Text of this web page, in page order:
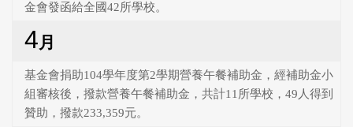
金會發函給全國42所學校。
4月
基金會捐助104學年度第2學期營養午餐補助金，經補助金小
組審核後，撥款營養午餐補助金，共計11所學校，49人得到
贊助，撥款233,359元。